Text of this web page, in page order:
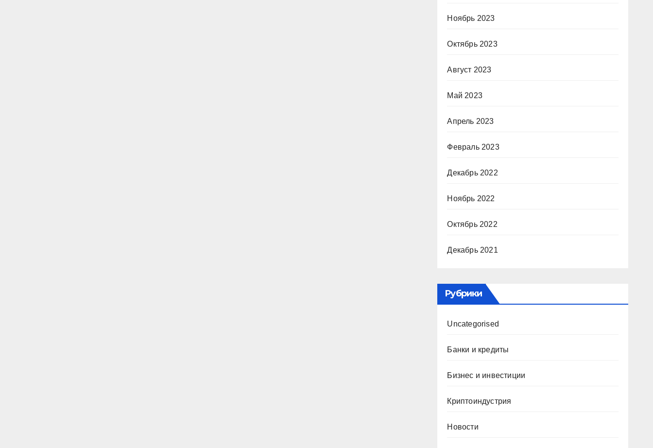
Ноябрь 2023
Октябрь 2023
Август 2023
Май 2023
Апрель 2023
Февраль 2023
Декабрь 2022
Ноябрь 2022
Октябрь 2022
Декабрь 2021
Рубрики
Uncategorised
Банки и кредиты
Бизнес и инвестиции
Криптоиндустрия
Новости